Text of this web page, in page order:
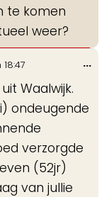
te komen
weer?
18:47
Waalwijk.
ondeugende
verzorgde
(52jr)
van jullie
...